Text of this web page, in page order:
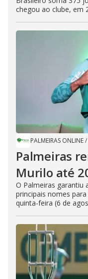
chegou ao clube, em
PALMEIRAS ONLINE/
Palmeiras
Murilo até
O Palmeiras garantiu
principais nomes
quinta-feira (6 de